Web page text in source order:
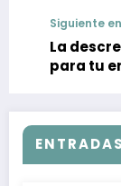
Siguiente
La
para tu